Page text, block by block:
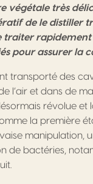
végétale très
de le distiller
rapidement
pour assurer la
transporté des
l’air et dans de
révolue
la première
manipulation,
de bactéries,